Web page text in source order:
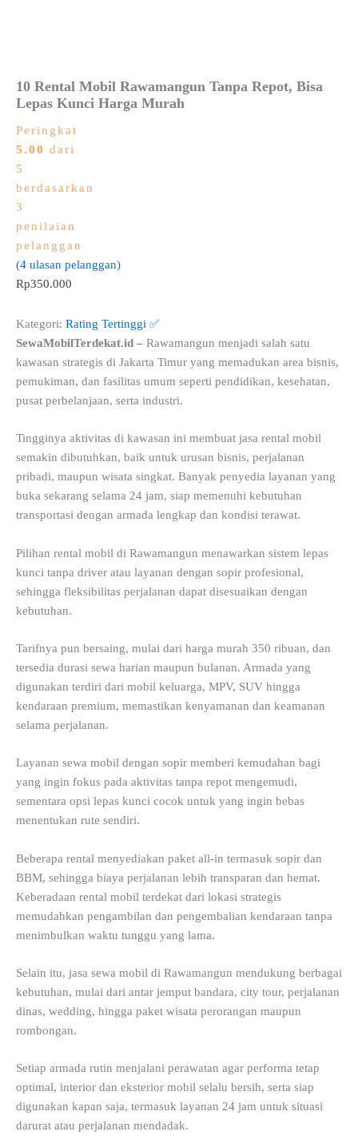
10 Rental Mobil Rawamangun Tanpa Repot, Bisa
Lepas Kunci Harga Murah
Peringkat
5.00 dari
5
berdasarkan
3
penilaian
pelanggan
(4 ulasan pelanggan)
Rp350.000
Kategori: Rating Tertinggi ✅
SewaMobilTerdekat.id – Rawamangun menjadi salah satu
kawasan strategis di Jakarta Timur yang memadukan area bisnis,
pemukiman, dan fasilitas umum seperti pendidikan, kesehatan,
pusat perbelanjaan, serta industri.
Tingginya aktivitas di kawasan ini membuat jasa rental mobil
semakin dibutuhkan, baik untuk urusan bisnis, perjalanan
pribadi, maupun wisata singkat. Banyak penyedia layanan yang
buka sekarang selama 24 jam, siap memenuhi kebutuhan
transportasi dengan armada lengkap dan kondisi terawat.
Pilihan rental mobil di Rawamangun menawarkan sistem lepas
kunci tanpa driver atau layanan dengan sopir profesional,
sehingga fleksibilitas perjalanan dapat disesuaikan dengan
kebutuhan.
Tarifnya pun bersaing, mulai dari harga murah 350 ribuan, dan
tersedia durasi sewa harian maupun bulanan. Armada yang
digunakan terdiri dari mobil keluarga, MPV, SUV hingga
kendaraan premium, memastikan kenyamanan dan keamanan
selama perjalanan.
Layanan sewa mobil dengan sopir memberi kemudahan bagi
yang ingin fokus pada aktivitas tanpa repot mengemudi,
sementara opsi lepas kunci cocok untuk yang ingin bebas
menentukan rute sendiri.
Beberapa rental menyediakan paket all-in termasuk sopir dan
BBM, sehingga biaya perjalanan lebih transparan dan hemat.
Keberadaan rental mobil terdekat dari lokasi strategis
memudahkan pengambilan dan pengembalian kendaraan tanpa
menimbulkan waktu tunggu yang lama.
Selain itu, jasa sewa mobil di Rawamangun mendukung berbagai
kebutuhan, mulai dari antar jemput bandara, city tour, perjalanan
dinas, wedding, hingga paket wisata perorangan maupun
rombongan.
Setiap armada rutin menjalani perawatan agar performa tetap
optimal, interior dan eksterior mobil selalu bersih, serta siap
digunakan kapan saja, termasuk layanan 24 jam untuk situasi
darurat atau perjalanan mendadak.